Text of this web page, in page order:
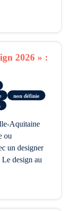
2026 » :
non définie
ou
un designer
design au